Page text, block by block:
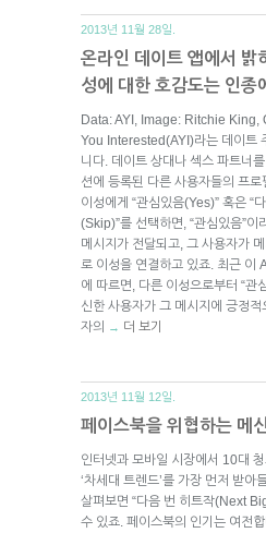
2013년 11월 28일.
온라인 데이트 앱에서 밝
성에 대한 호감도는 인종
Data: AYI, Image: Ritchie King,
You Interested(AYI)라는 데이트
니다. 데이트 상대나 섹스 파트너
션에 등록된 다른 사용자들의 프
이성에게 “관심있음(Yes)” 혹은 “
(Skip)”를 선택하면, “관심있음”이
메시지가 전달되고, 그 사용자가
로 이성을 연결하고 있죠. 최근 이
에 따르면, 다른 이성으로부터 “관
신한 사용자가 그 메시지에 긍정
자의
→ 더 보기
2013년 11월 12일.
페이스북을 위협하는 메
인터넷과 모바일 시장에서 10대
‘차세대 트렌드’를 가장 먼저 받아
살펴보면 “다음 번 히트작(Next
수 있죠. 페이스북의 인기는 여전